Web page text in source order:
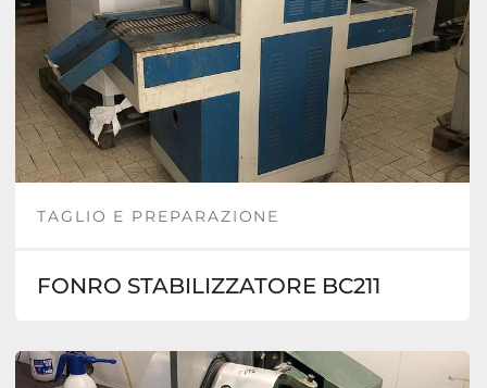
TAGLIO E PREPARAZIONE
FONRO STABILIZZATORE BC211